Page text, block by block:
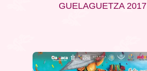
GUELAGUETZA 2017